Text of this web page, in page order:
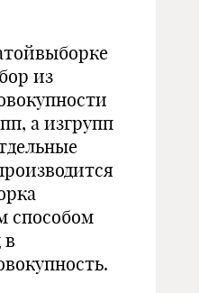
из
а изгрупп
способом
в